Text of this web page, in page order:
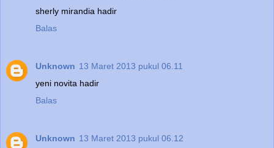
sherly mirandia hadir
Balas
Unknown 13 Maret 2013 pukul 06.11
yeni novita hadir
Balas
Unknown 13 Maret 2013 pukul 06.12